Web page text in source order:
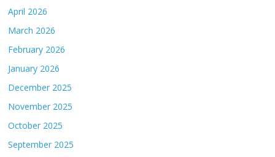
April 2026
March 2026
February 2026
January 2026
December 2025
November 2025
October 2025
September 2025